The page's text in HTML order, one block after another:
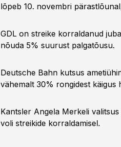
lõpeb 10. novembri
GDL on streike korraldanud
nõuda 5% suurust palgatõusu.
Deutsche Bahn kutsus
vähemalt 30% rongidest käigus
Kantsler Angela Merkeli
voli streikide korraldamisel.